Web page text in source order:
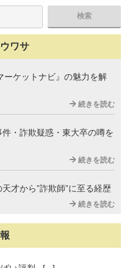
ワサ
ーケットナビ』の魅力を解
続きを読む
・詐欺疑惑・東大卒の噂を
続きを読む
才から”詐欺師”に至る経歴
続きを読む